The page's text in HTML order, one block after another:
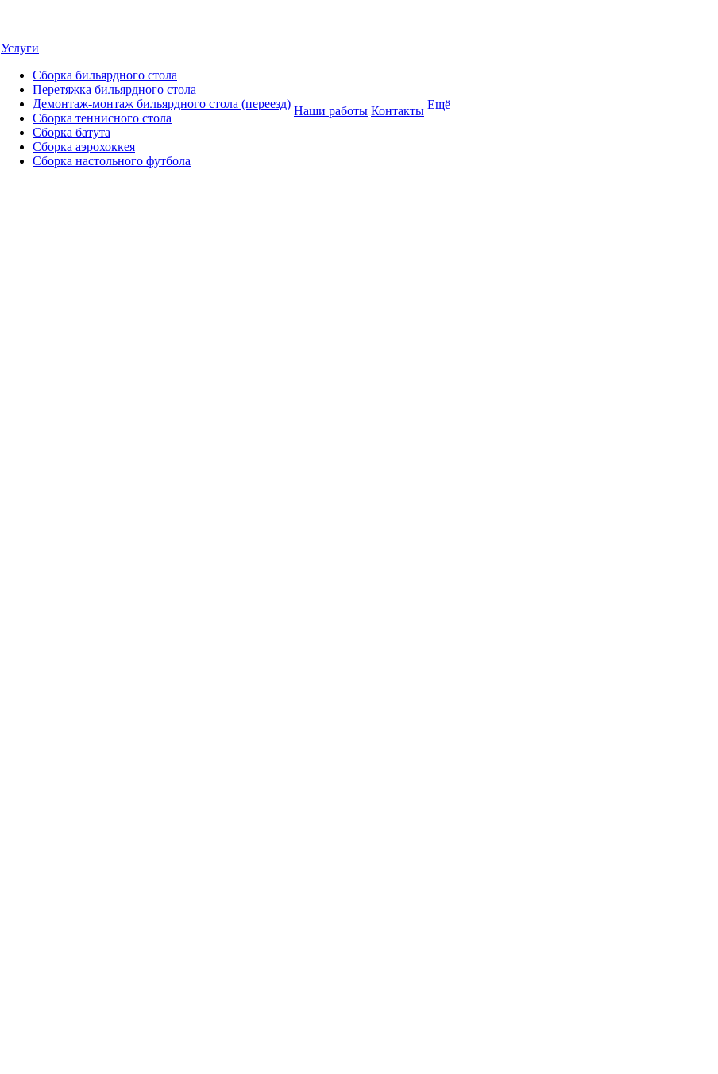
Услуги
Сборка бильярдного стола
Перетяжка бильярдного стола
Демонтаж-монтаж бильярдного стола (переезд)
Сборка теннисного стола
Сборка батута
Сборка аэрохоккея
Сборка настольного футбола
Наши работы Контакты Ещё